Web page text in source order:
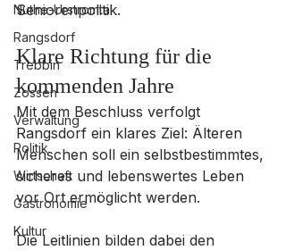
Nuthe-Urstromtal
Rangsdorf
Trebbin
Zossen
Verwaltung
Politik
Wirtschaft
Gastronomie
Kultur
Seniorenpolitik.
Klare Richtung für die
kommenden Jahre
Mit dem Beschluss verfolgt
Rangsdorf ein klares Ziel: Älteren
Menschen soll ein selbstbestimmtes,
sicheres und lebenswertes Leben
vor Ort ermöglicht werden.
Die Leitlinien bilden dabei den